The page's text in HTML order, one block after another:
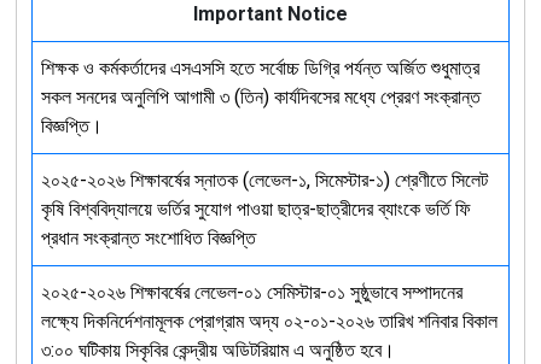
Important Notice
শিক্ষক ও কর্মকর্তাদের এসএসসি হতে সর্বোচ্চ ডিগ্রি পর্যন্ত অর্জিত শুধুমাত্র
সকল সনদের অনুলিপি আগামী ৩ (তিন) কার্যদিবসের মধ্যে প্রেরণ সংক্রান্ত
বিজ্ঞপ্তি।
২০২৫-২০২৬ শিক্ষাবর্ষের স্নাতক (লেভেল-১, সিমেস্টার-১) শ্রেণীতে সিলেট
কৃষি বিশ্ববিদ্যালয়ে ভর্তির সুযোগ পাওয়া ছাত্র-ছাত্রীদের ব্যাংকে ভর্তি ফি
প্রধান সংক্রান্ত সংশোধিত বিজ্ঞপ্তি
২০২৫-২০২৬ শিক্ষাবর্ষের লেভেল-০১ সেমিস্টার-০১ সুষ্ঠুভাবে সম্পাদনের
লক্ষ্যে দিকনির্দেশনামূলক প্রোগ্রাম অদ্য ০২-০১-২০২৬ তারিখ শনিবার বিকাল
৩:০০ ঘটিকায় সিকৃবির কেন্দ্রীয় অডিটরিয়াম এ অনুষ্ঠিত হবে।